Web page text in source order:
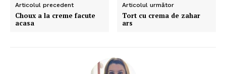
Articolul precedent
Choux a la creme facute
acasa
Articolul următor
Tort cu crema de zahar
ars